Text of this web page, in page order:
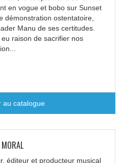
en vogue et bobo sur Sunset
démonstration ostentatoire,
Manu de ses certitudes.
raison de sacrifier nos
au catalogue
éditeur et producteur musical